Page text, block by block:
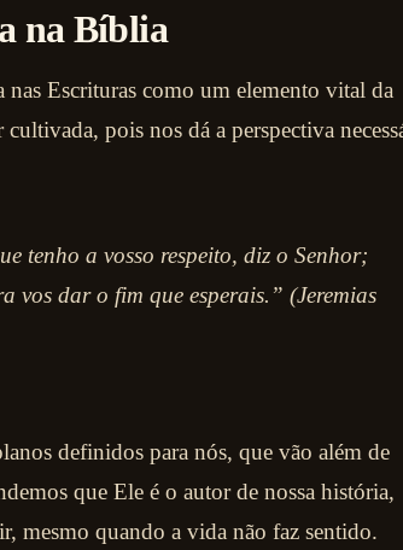
na Bíblia
nas Escrituras como um elemento vital da
pois nos dá a perspectiva
tenho a vosso respeito, diz o Senhor;
vos dar o fim que esperais.” (Jeremias
definidos para nós, que vão além de
que Ele é o autor de nossa história,
mesmo quando a vida não faz sentido.